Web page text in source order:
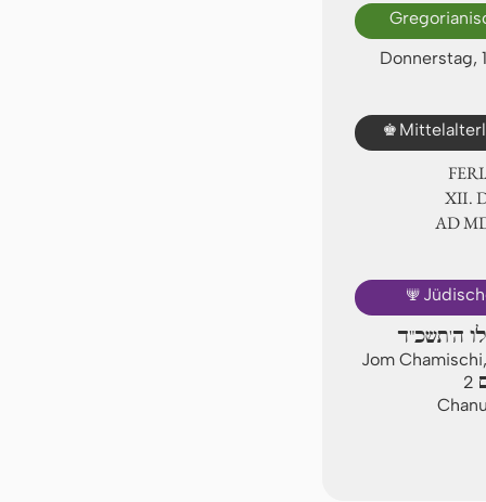
Donnerstag,
♚
Ⅻ.
AD
🕎
ה'תשכ"ד
Jom
2